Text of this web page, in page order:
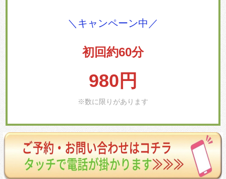
＼キャンペーン中／
初回約60分
980円
※数に限りがあります